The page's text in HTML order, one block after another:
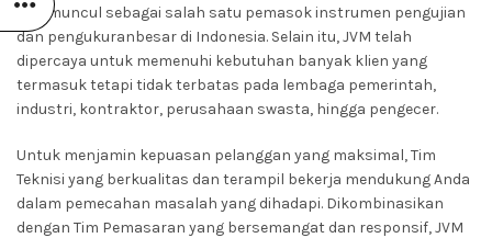
dan muncul sebagai salah satu pemasok instrumen pengujian
dan pengukuranbesar di Indonesia. Selain itu, JVM telah
dipercaya untuk memenuhi kebutuhan banyak klien yang
termasuk tetapi tidak terbatas pada lembaga pemerintah,
industri, kontraktor, perusahaan swasta, hingga pengecer.
Untuk menjamin kepuasan pelanggan yang maksimal, Tim
Teknisi yang berkualitas dan terampil bekerja mendukung Anda
dalam pemecahan masalah yang dihadapi. Dikombinasikan
dengan Tim Pemasaran yang bersemangat dan responsif, JVM